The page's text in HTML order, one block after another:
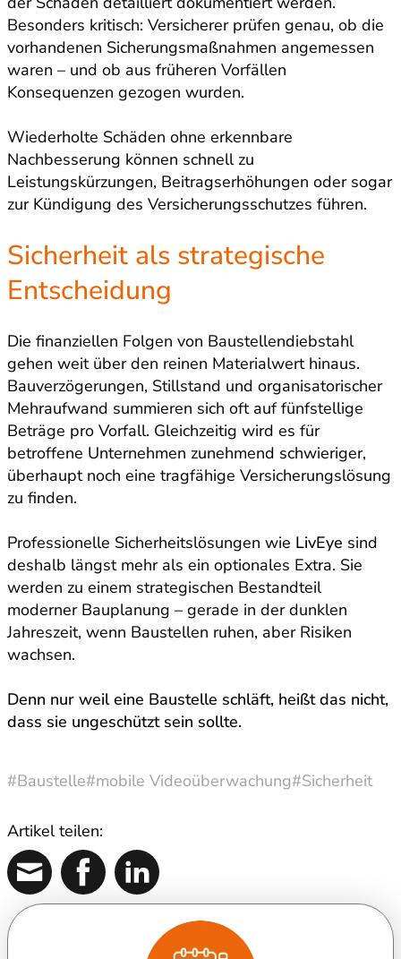
Besonders kritisch: Versicherer prüfen genau, ob die
vorhandenen Sicherungsmaßnahmen angemessen
waren – und ob aus früheren Vorfällen
Konsequenzen gezogen wurden.
Wiederholte Schäden ohne erkennbare
Nachbesserung können schnell zu
Leistungskürzungen, Beitragserhöhungen oder sogar
zur Kündigung des Versicherungsschutzes führen.
Sicherheit als strategische
Entscheidung
Die finanziellen Folgen von Baustellendiebstahl
gehen weit über den reinen Materialwert hinaus.
Bauverzögerungen, Stillstand und organisatorischer
Mehraufwand summieren sich oft auf fünfstellige
Beträge pro Vorfall. Gleichzeitig wird es für
betroffene Unternehmen zunehmend schwieriger,
überhaupt noch eine tragfähige Versicherungslösung
zu finden.
Professionelle Sicherheitslösungen wie LivEye sind
deshalb längst mehr als ein optionales Extra. Sie
werden zu einem strategischen Bestandteil
moderner Bauplanung – gerade in der dunklen
Jahreszeit, wenn Baustellen ruhen, aber Risiken
wachsen.
Denn nur weil eine Baustelle schläft, heißt das nicht,
dass sie ungeschützt sein sollte.
#Baustelle#mobile Videoüberwachung#Sicherheit
Artikel teilen: